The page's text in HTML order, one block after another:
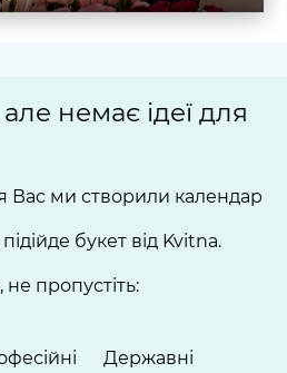
немає ідеї для
ми створили календар
букет від Kvitna.
пропустіть:
Державні